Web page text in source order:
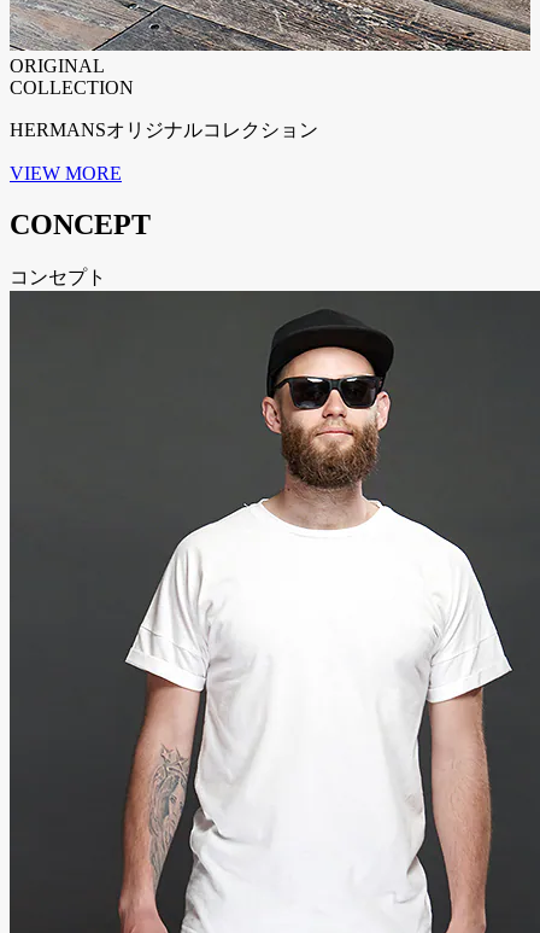
ORIGINAL
COLLECTION
HERMANSオリジナルコレクション
VIEW MORE
CONCEPT
コンセプト